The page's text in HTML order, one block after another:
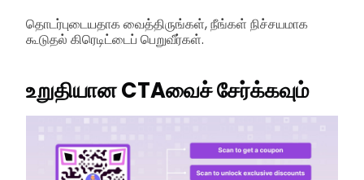
தொடர்புடையதாக வைத்திருங்கள், நீங்கள் நிச்சயமாக
கூடுதல் கிரெடிட்டைப் பெறுவீர்கள்.
உறுதியான CTAவைச் சேர்க்கவும்